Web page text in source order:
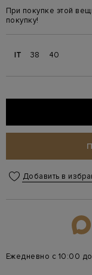
При покупке этой
покупку!
IT 38 40
Добавить в
Ежедневно с 10:00